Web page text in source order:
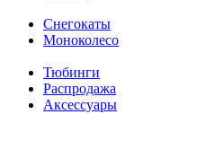
Снегокаты
Моноколесо
Тюбинги
Распродажа
Аксессуары